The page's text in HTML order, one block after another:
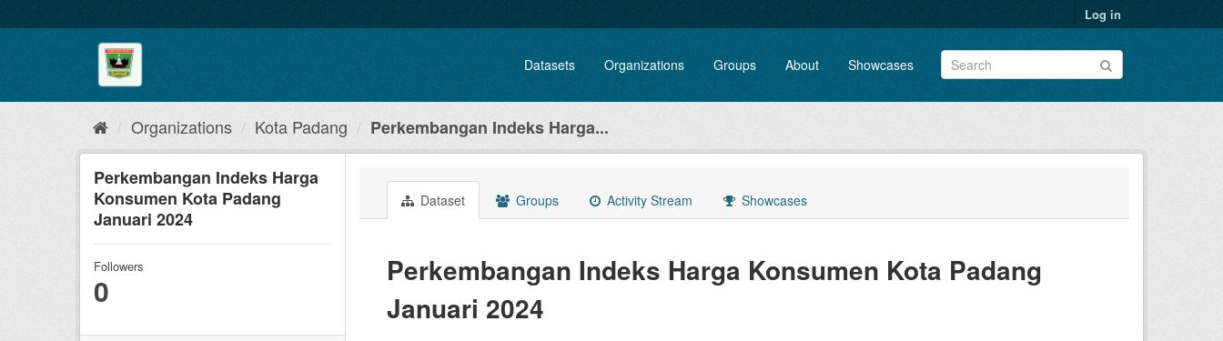
to
Log in
Datasets Organizations Groups About Showcases
Organizations Kota Padang Perkembangan Indeks Harga...
Perkembangan Indeks Harga
Konsumen Kota Padang
Januari 2024
Followers
0
Dataset Groups Activity Stream Showcases
Perkembangan Indeks Harga Konsumen Kota Padang
Januari 2024